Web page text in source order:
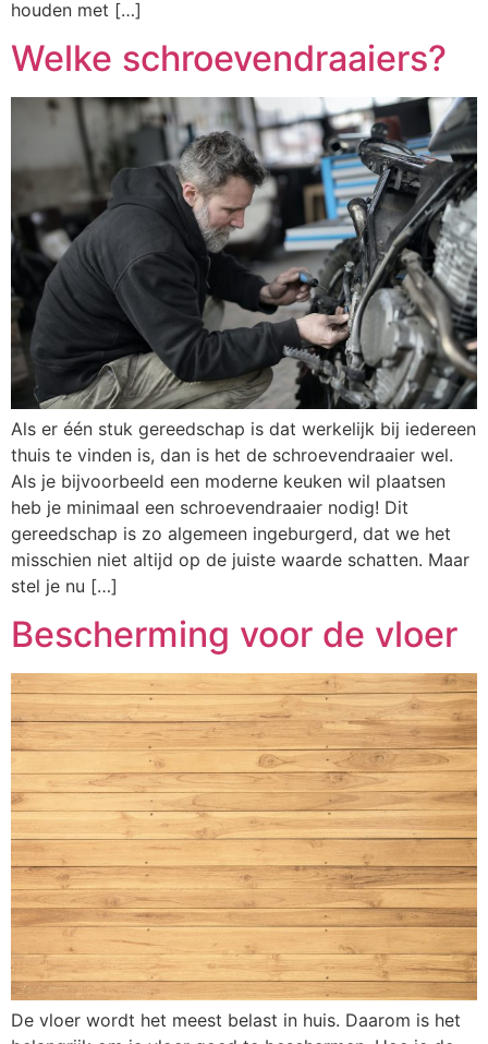
houden met […]
Welke schroevendraaiers?
Als er één stuk gereedschap is dat werkelijk bij iedereen
thuis te vinden is, dan is het de schroevendraaier wel.
Als je bijvoorbeeld een moderne keuken wil plaatsen
heb je minimaal een schroevendraaier nodig! Dit
gereedschap is zo algemeen ingeburgerd, dat we het
misschien niet altijd op de juiste waarde schatten. Maar
stel je nu […]
Bescherming voor de vloer
De vloer wordt het meest belast in huis. Daarom is het